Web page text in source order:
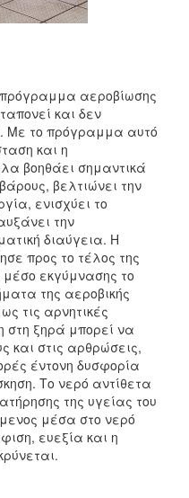
πρόγραμμα αεροβίωσης
και δεν
Με το πρόγραμμα αυτό
και η
βοηθάει σημαντικά
βελτιώνει την
ενισχύει το
την
διαύγεια. Η
προς το τέλος της
εκγύμνασης το
της αεροβικής
τις αρνητικές
στη ξηρά μπορεί να
και στις αρθρώσεις,
έντονη δυσφορία
Το νερό αντίθετα
της υγείας του
μέσα στο νερό
ευεξία και η